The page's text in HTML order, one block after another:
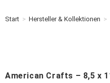
Start > Hersteller & Kollektionen >
American Crafts – 8,5 x